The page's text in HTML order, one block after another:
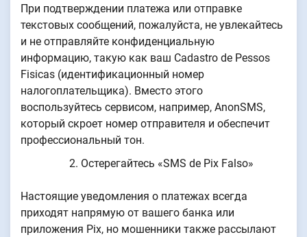
При подтверждении платежа или отправке
текстовых сообщений, пожалуйста, не увлекайтесь
и не отправляйте конфиденциальную
информацию, такую как ваш Cadastro de Pessos
Fisicas (идентификационный номер
налогоплательщика). Вместо этого
воспользуйтесь сервисом, например, AnonSMS,
который скроет номер отправителя и обеспечит
профессиональный тон.
Остерегайтесь «SMS de Pix Falso»
Настоящие уведомления о платежах всегда
приходят напрямую от вашего банка или
приложения Pix, но мошенники также рассылают